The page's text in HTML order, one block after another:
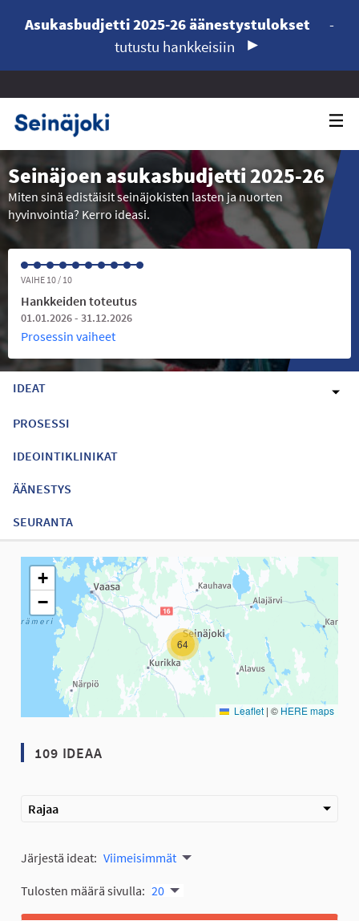
Asukasbudjetti 2025-26 äänestystulokset
-
tutustu hankkeisiin
Seinäjoen asukasbudjetti 2025-26
Miten sinä edistäisit seinäjokisten lasten ja nuorten
hyvinvointia? Kerro ideasi.
VAIHE 10 / 10
Hankkeiden toteutus
01.01.2026 - 31.12.2026
Prosessin vaiheet
IDEAT
PROSESSI
IDEOINTIKLINIKAT
ÄÄNESTYS
SEURANTA
Seuraavassa elementissä on kartta, joka esittää tämän
64
+
−
Leaflet | © HERE maps
109 IDEAA
Rajaa
Järjestä ideat: Viimeisimmät
Tulosten määrä sivulla: 20